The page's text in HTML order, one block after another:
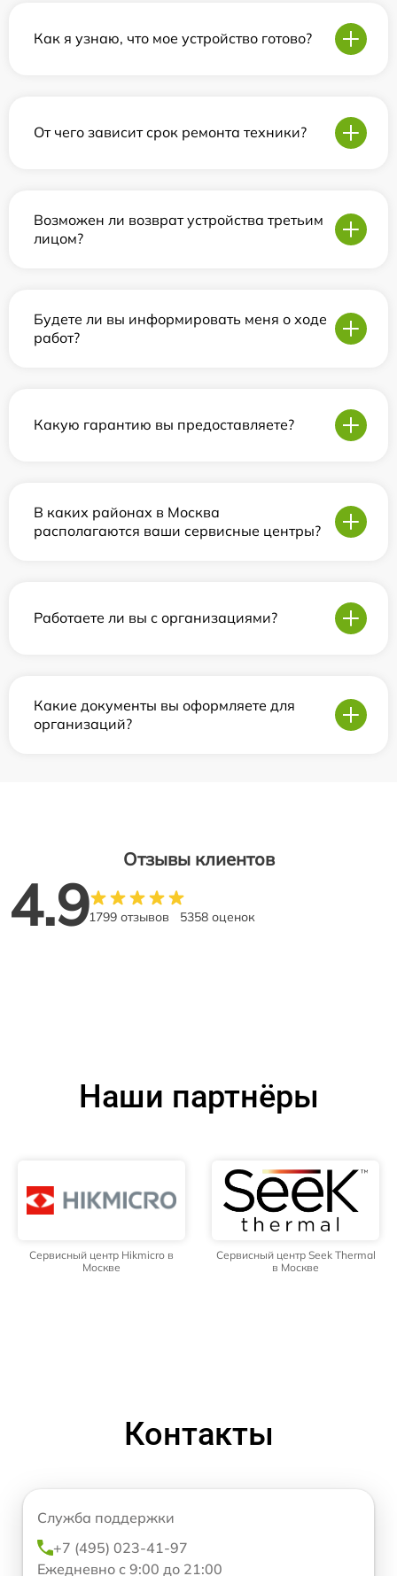
Как я узнаю, что мое устройство готово?
От чего зависит срок ремонта техники?
Возможен ли возврат устройства третьим
лицом?
Будете ли вы информировать меня о ходе
работ?
Какую гарантию вы предоставляете?
В каких районах в Москва
располагаются ваши сервисные центры?
Работаете ли вы с организациями?
Какие документы вы оформляете для
организаций?
Отзывы клиентов
4.91799 отзывов 5358 оценок
Наши партнёры
Сервисный центр Hikmicro в
Москве
Сервисный центр Seek Thermal
в Москве
Контакты
Служба поддержки
+7 (495) 023-41-97
Ежедневно с 9:00 до 21:00